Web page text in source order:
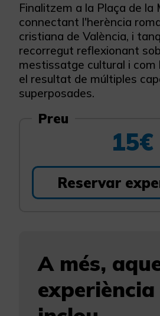
Finalitzem a la Plaça de la
connectant l'herència
cristiana de València, i
recorregut reflexionant
mestissatge cultural i com
el resultat de múltiples
superposades.
Preu
15€
Reservar
A més,
experiència